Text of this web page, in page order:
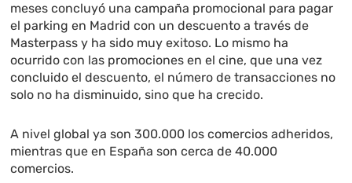
meses concluyó una campaña promocional para pagar
el parking en Madrid con un descuento a través de
Masterpass y ha sido muy exitoso. Lo mismo ha
ocurrido con las promociones en el cine, que una vez
concluido el descuento, el número de transacciones no
solo no ha disminuido, sino que ha crecido.
A nivel global ya son 300.000 los comercios adheridos,
mientras que en España son cerca de 40.000
comercios.